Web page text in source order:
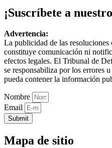
¡Suscríbete a
Advertencia:
La publicidad de las resoluciones
constituye comunicación ni
efectos legales. El Tribunal de
se responsabiliza por los errores
pueda contener la información
Nombre
Email
Submit
Mapa de sitio